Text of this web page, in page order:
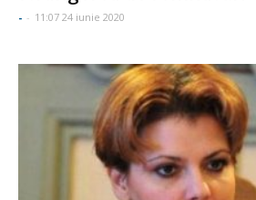
- - 11:07 24 iunie 2020